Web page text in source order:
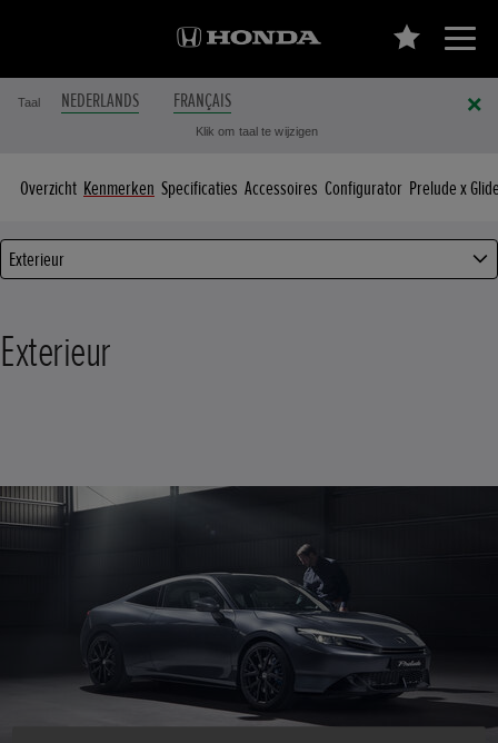
Taal NEDERLANDS FRANÇAIS
Klik om taal te wijzigen
Overzicht Kenmerken Specificaties Accessoires Configurator Prelude x
Exterieur
Exterieur